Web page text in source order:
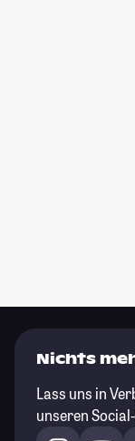
Nichts
Lass uns in
unseren